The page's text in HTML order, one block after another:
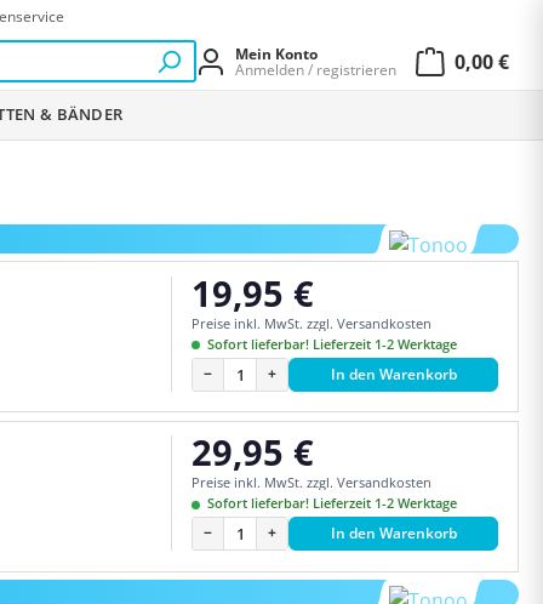
Mein Konto
Anmelden / registrieren
0,00 €
& BÄNDER
Regulärer Preis:
19,95 €
Preise inkl. MwSt. zzgl. Versandkosten
Sofort lieferbar! Lieferzeit 1-2 Werktage
− + In den Warenkorb
Regulärer Preis:
29,95 €
Preise inkl. MwSt. zzgl. Versandkosten
Sofort lieferbar! Lieferzeit 1-2 Werktage
− + In den Warenkorb